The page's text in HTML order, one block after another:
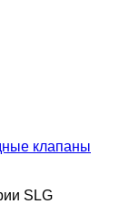
клапаны
SLG